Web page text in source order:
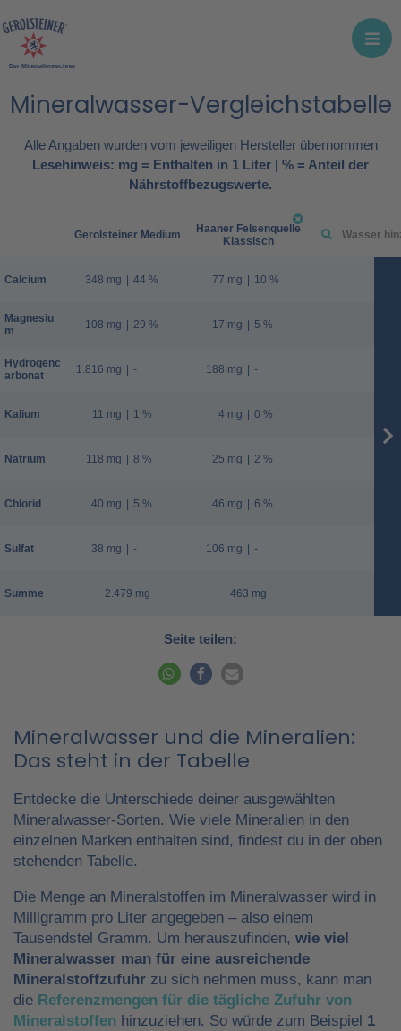
Der Mineralienrechner
Mineralwasser-Vergleichstabelle
Alle Angaben wurden vom jeweiligen Hersteller übernommen
Lesehinweis: mg = Enthalten in 1 Liter | % = Anteil der
Nährstoffbezugswerte.
Calcium
Magnesiu
m
Hydrogenc
arbonat
Kalium
Natrium
Chlorid
Sulfat
Summe
Gerolsteiner Medium
348 mg | 44 %
108 mg | 29 %
1.816 mg | -
11 mg | 1 %
118 mg | 8 %
40 mg | 5 %
38 mg | -
2.479 mg
Haaner Felsenquelle
Klassisch
77 mg | 10 %
17 mg | 5 %
188 mg | -
4 mg | 0 %
25 mg | 2 %
46 mg | 6 %
106 mg | -
463 mg
Seite teilen:
Mineralwasser und die Mineralien:
Das steht in der Tabelle
Entdecke die Unterschiede deiner ausgewählten
Mineralwasser-Sorten. Wie viele Mineralien in den
einzelnen Marken enthalten sind, findest du in der oben
stehenden Tabelle.
Die Menge an Mineralstoffen im Mineralwasser wird in
Milligramm pro Liter angegeben – also einem
Tausendstel Gramm. Um herauszufinden, wie viel
Mineralwasser man für eine ausreichende
Mineralstoffzufuhr zu sich nehmen muss, kann man
die Referenzmengen für die tägliche Zufuhr von
Mineralstoffen hinzuziehen. So würde zum Beispiel 1